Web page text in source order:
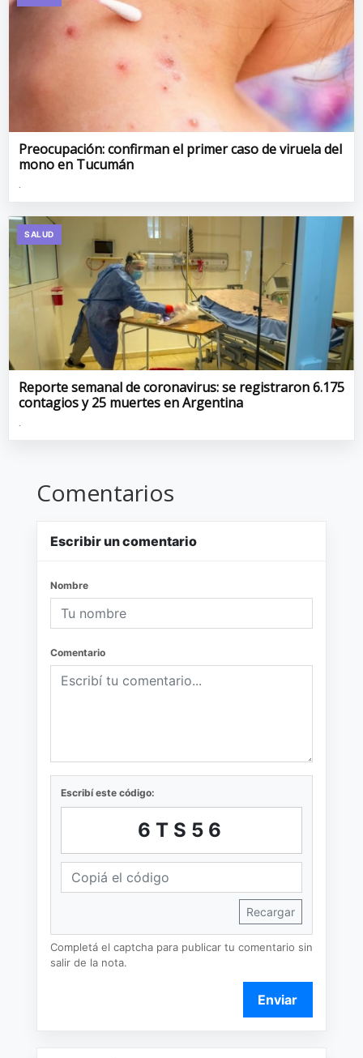
Preocupación: confirman el primer caso de viruela del
mono en Tucumán
.
SALUD
Reporte semanal de coronavirus: se registraron 6.175
contagios y 25 muertes en Argentina
.
Comentarios
Escribir un comentario
Nombre
Comentario
Escribí este código:
6TS56
Recargar
Completá el captcha para publicar tu comentario sin
salir de la nota.
Enviar